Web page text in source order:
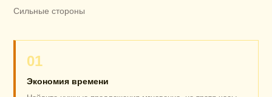
Сильные стороны
01
Экономия времени